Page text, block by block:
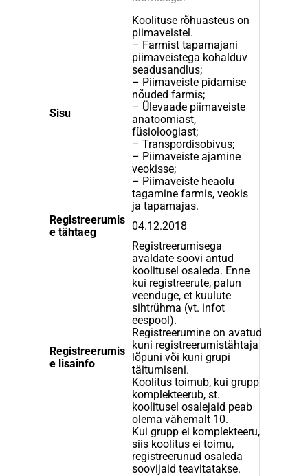
Sisu
Koolituse rõhuasteus on
piimaveistel.
– Farmist tapamajani
piimaveistega kohalduv
seadusandlus;
– Piimaveiste pidamise
nõuded farmis;
– Ülevaade piimaveiste
anatoomiast,
füsioloogiast;
– Transpordisobivus;
– Piimaveiste ajamine
veokisse;
– Piimaveiste heaolu
tagamine farmis, veokis
ja tapamajas.
Registreerumis
e tähtaeg
04.12.2018
Registreerumis
e lisainfo
Registreerumisega
avaldate soovi antud
koolitusel osaleda. Enne
kui registreerute, palun
veenduge, et kuulute
sihtrühma (vt. infot
eespool).
Registreerumine on avatud
kuni registreerumistähtaja
lõpuni või kuni grupi
täitumiseni.
Koolitus toimub, kui grupp
komplekteerub, st.
koolitusel osalejaid peab
olema vähemalt 10.
Kui grupp ei komplekteeru,
siis koolitus ei toimu,
registreerunud osaleda
soovijaid teavitatakse.